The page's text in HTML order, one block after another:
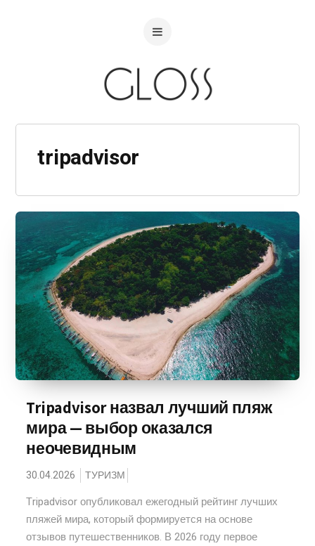
tripadvisor
Tripadvisor назвал лучший пляж
мира — выбор оказался
неочевидным
30.04.2026 ТУРИЗМ
Tripadvisor опубликовал ежегодный рейтинг лучших
пляжей мира, который формируется на основе
отзывов путешественников. В 2026 году первое